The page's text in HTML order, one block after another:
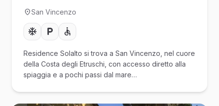
San Vincenzo
Residence Solalto si trova a San Vincenzo, nel cuore
della Costa degli Etruschi, con accesso diretto alla
spiaggia e a pochi passi dal mare…